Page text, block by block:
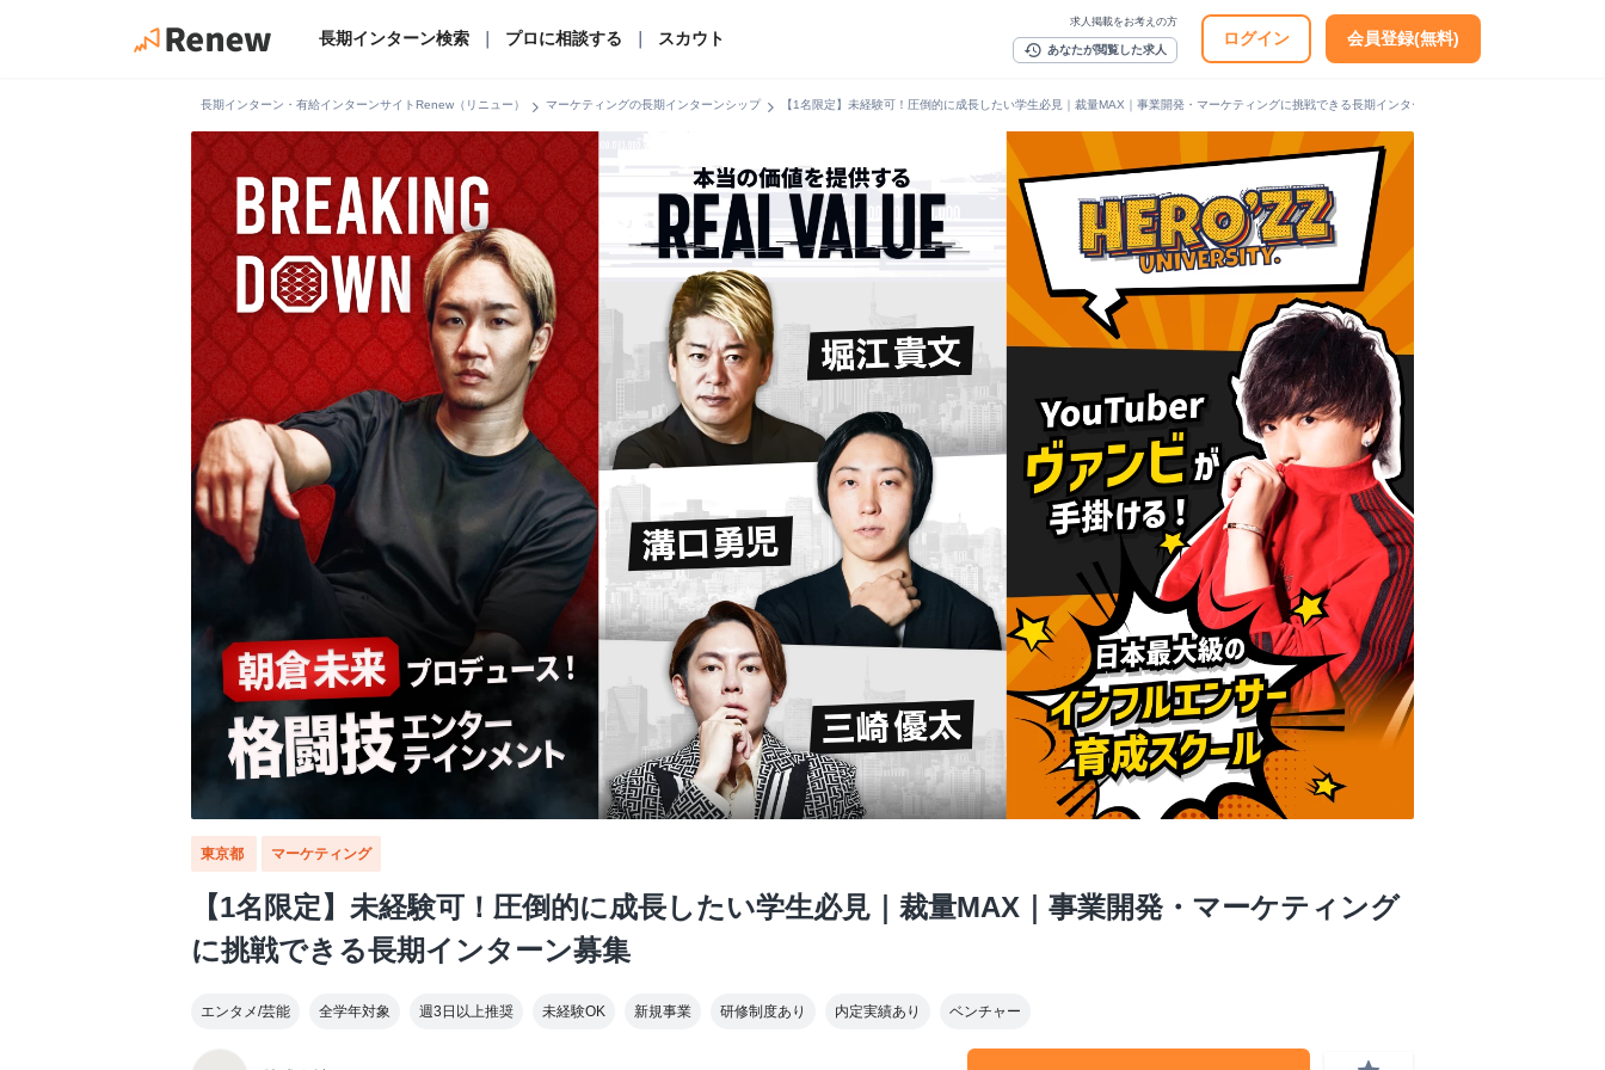
長期インターン検索 プロに相談する スカウト
求人掲載をお考えの方
history あなたが閲覧した求人
ログイン 会員登録(無料)
長期インターン・有給インターンサイトRenew（リニュー） chevron_right マーケティングの長期インターンシップchevron_right 【1名限定】未経験可！圧倒的に成長したい学生必見｜裁量MAX｜事業開発・マーケティングに挑戦できる長期インターン募集
東京都 マーケティング
【1名限定】未経験可！圧倒的に成長したい学生必見｜裁量MAX｜事業開発・マーケティング
に挑戦できる長期インターン募集
エンタメ/芸能 全学年対象 週3日以上推奨 未経験OK 新規事業 研修制度あり 内定実績あり ベンチャー